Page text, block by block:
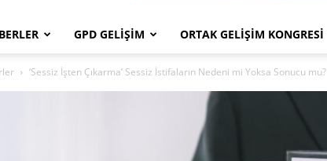
GPD GELİŞİM ORTAK GELİŞİM KONGRESİ
‘Sessiz İşten Çıkarma’ Sessiz İstifaların Nedeni mi Yoksa Sonucu mu?